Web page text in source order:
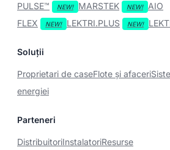
PULSE™
MARSTEK
AIO
FLEX
LEKTRI.PLUS
Soluții
Proprietari de caseFlote și afaceri
energiei
Parteneri
DistribuitoriInstalatoriResurse